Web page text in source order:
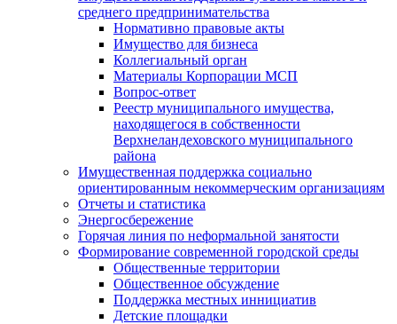
среднего предпринимательства
Нормативно правовые акты
Имущество для бизнеса
Коллегиальный орган
Материалы Корпорации МСП
Вопрос-ответ
Реестр муниципального имущества,
находящегося в собственности
Верхнеландеховского муниципального
района
Имущественная поддержка социально
ориентированным некоммерческим организациям
Отчеты и статистика
Энергосбережение
Горячая линия по неформальной занятости
Формирование современной городской среды
Общественные территории
Общественное обсуждение
Поддержка местных иннициатив
Детские площадки